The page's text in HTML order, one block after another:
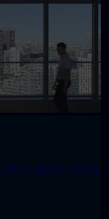
学び、各ステップに役